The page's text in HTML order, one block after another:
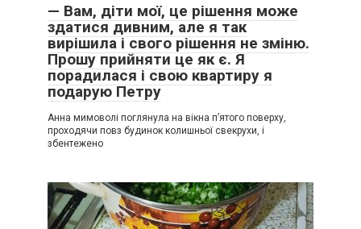
— Вам, діти мої, це рішення може
здатися дивним, але я так
вирішила і свого рішення не зміню.
Прошу прийняти це як є. Я
порадилася і свою квартиру я
подарую Петру
Анна мимоволі поглянула на вікна п’ятого поверху,
проходячи повз будинок колишньої свекрухи, і
збентежено